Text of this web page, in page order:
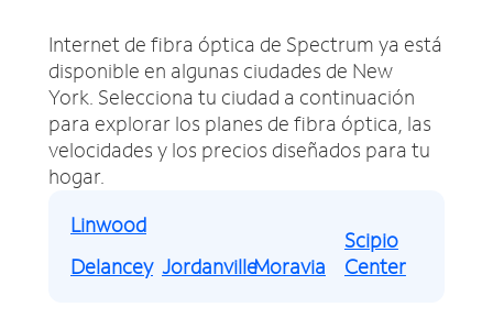
Internet de fibra óptica de Spectrum ya está
disponible en algunas ciudades de New
York. Selecciona tu ciudad a continuación
para explorar los planes de fibra óptica, las
velocidades y los precios diseñados para tu
hogar.
Linwood
Delancey JordanvilleMoravia
Scipio
Center